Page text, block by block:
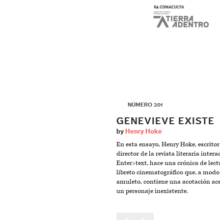
NÚMERO 201
GENEVIEVE EXISTE
by Henry Hoke
En esta ensayo, Henry Hoke,
director de la revista literaria
Enter>text, hace una crónica de
libreto cinematográfico que, a
amuleto, contiene una acotación
un personaje inexistente.